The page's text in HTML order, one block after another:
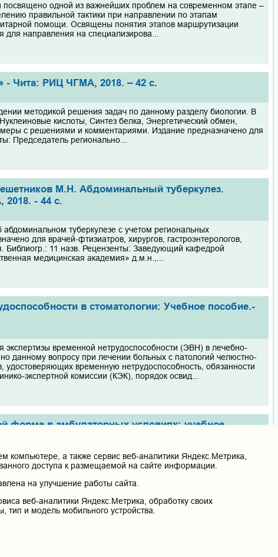
одной из важнейших проблем на современном этапе –
правильной тактики при направлении по этапам
помощи. Освящены понятия этапов маршрутизации
для направления на специализирова...
- Чита: РИЦ ЧГМА, 2018. – 42 с.
методикой решения задач по данному разделу биологии. В
кислоты, Синтез белка, Энергетический обмен,
с решениями и комментариями. Издание предназначено для
Председатель регионально...
М.Н. Абдоминальный туберкулез.
2018. - 44 с.
туберкулезе с учетом региональных
для врачей-фтизиатров, хирургов, гастроэнтерологов,
Библиогр.: 11 назв. Рецензенты: Заведующий кафедрой
медицинская академия» д.м.н.,...
в стоматологии: Учебное пособие.-
временной нетрудоспособности (ЭВН) в лечебно-
данному вопросу при лечении больных с патологий челюстно-
временную нетрудоспособность, обязанности
экспертной комиссии (КЭК), порядок освид...
форме в амбулаторных условиях: учебное
при изучении дисциплин, рассматривающих проблемы
неотложной помощи, но и грамотно осуществлять
а также сервис веб-аналитики Яндекс.Метрика,
доступа к размещаемой на сайте информации.
на улучшение работы сайта.
веб-аналитики Яндекс.Метрика, обработку своих
и модель мобильного устройства.